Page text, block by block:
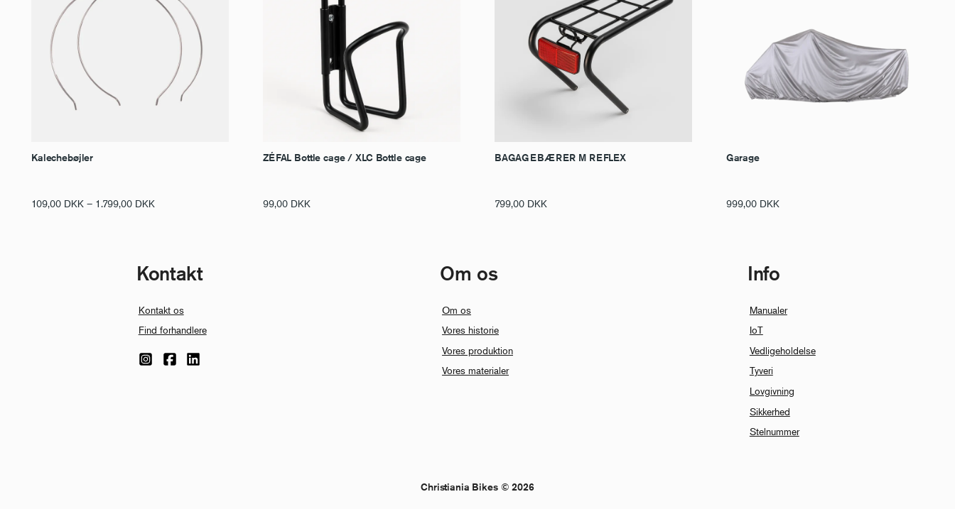
Kalechebøjler
109,00 DKK – 1.799,00 DKKPrisinterval:
ZÉFAL Bottle cage / XLC Bottle cage
99,00 DKK
BAGAGEBÆRER M REFLEX
799,00 DKK
Garage
999,00 DKK
Kontakt
Kontakt os
Find forhandlere
Om os
Om os
Vores historie
Vores produktion
Vores materialer
Info
Manualer
IoT
Vedligeholdelse
Tyveri
Lovgivning
Sikkerhed
Stelnummer
Christiania Bikes © 2026